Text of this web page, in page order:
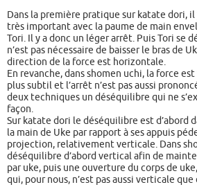
Dans la première pratique sur katate dori,
très important avec la paume de main
Tori. Il y a donc un léger arrêt. Puis Tori se
n’est pas nécessaire de baisser le bras de
direction de la force est horizontale.
En revanche, dans shomen uchi, la force
plus subtil et l’arrêt n’est pas aussi
deux techniques un déséquilibre qui ne
façon.
Sur katate dori le déséquilibre est d’abord
la main de Uke par rapport à ses appuis
projection, relativement verticale. Dans
déséquilibre d’abord vertical afin de
par uke, puis une ouverture du corps de
qui, pour nous, n’est pas aussi verticale